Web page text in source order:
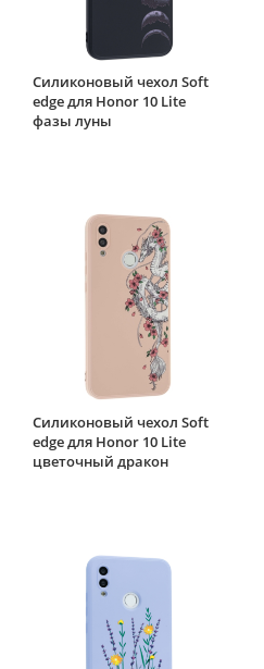
Силиконовый чехол Soft
edge для Honor 10 Lite
фазы луны
Силиконовый чехол Soft
edge для Honor 10 Lite
цветочный дракон